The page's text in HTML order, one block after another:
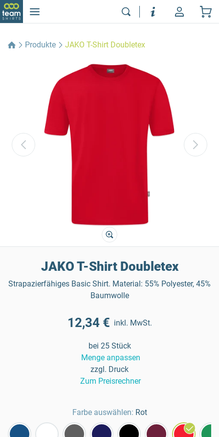
Produkte JAKO T-Shirt Doubletex
JAKO T-Shirt Doubletex
Strapazierfähiges Basic Shirt. Material: 55% Polyester, 45%
Baumwolle
12,34 € inkl. MwSt.
bei 25 Stück
Menge anpassen
zzgl. Druck
Zum Preisrechner
Farbe auswählen: Rot